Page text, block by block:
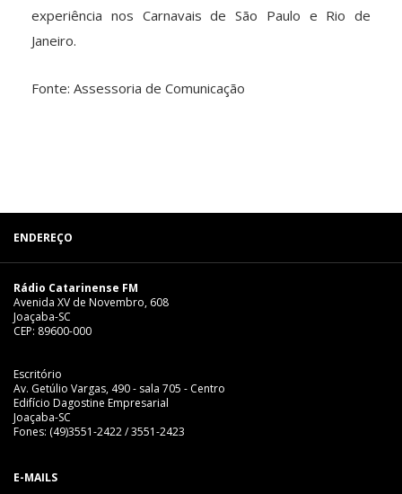
experiência nos Carnavais de São Paulo e Rio de
Janeiro.
Fonte: Assessoria de Comunicação
ENDEREÇO
Rádio Catarinense FM
Avenida XV de Novembro, 608
Joaçaba-SC
CEP: 89600-000
Escritório
Av. Getúlio Vargas, 490 - sala 705 - Centro
Edifício Dagostine Empresarial
Joaçaba-SC
Fones: (49)3551-2422 / 3551-2423
E-MAILS